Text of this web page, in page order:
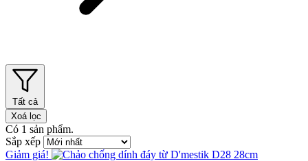
Tất cả
Xoá lọc
Có 1 sản phẩm.
Sắp xếp
Giảm giá!